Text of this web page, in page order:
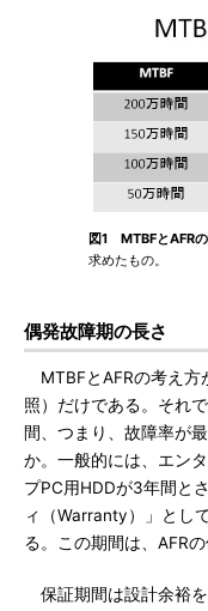
図1 MTBFとAFR
求めたもの。
偶発故障期の長さ
MTBFとAFRの考え方
照）だけである。それ
間、つまり、故障率が
か。一般的には、エン
プPC用HDDが3年間と
ィ（Warranty）」とし
る。この期間は、AFR
保証期間は設計余裕